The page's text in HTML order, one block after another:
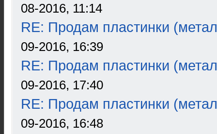
08-2016, 11:14
RE: Продам пластинки
09-2016, 16:39
RE: Продам пластинки
09-2016, 17:40
RE: Продам пластинки
09-2016, 16:48